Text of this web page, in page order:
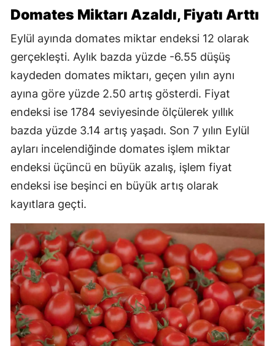
Domates Miktarı Azaldı, Fiyatı Arttı
Eylül ayında domates miktar endeksi 12 olarak
gerçekleşti. Aylık bazda yüzde -6.55 düşüş
kaydeden domates miktarı, geçen yılın aynı
ayına göre yüzde 2.50 artış gösterdi. Fiyat
endeksi ise 1784 seviyesinde ölçülerek yıllık
bazda yüzde 3.14 artış yaşadı. Son 7 yılın Eylül
ayları incelendiğinde domates işlem miktar
endeksi üçüncü en büyük azalış, işlem fiyat
endeksi ise beşinci en büyük artış olarak
kayıtlara geçti.